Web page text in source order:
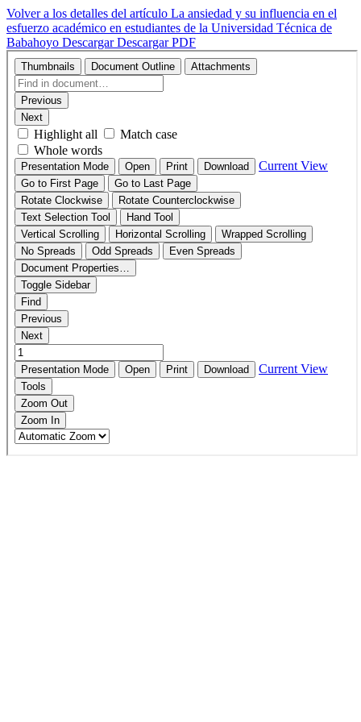
Volver a los detalles del artículo La ansiedad y su influencia en el
esfuerzo académico en estudiantes de la Universidad Técnica de
Babahoyo DescargarDescargar PDF